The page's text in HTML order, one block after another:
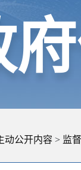
动公开内容 > 监